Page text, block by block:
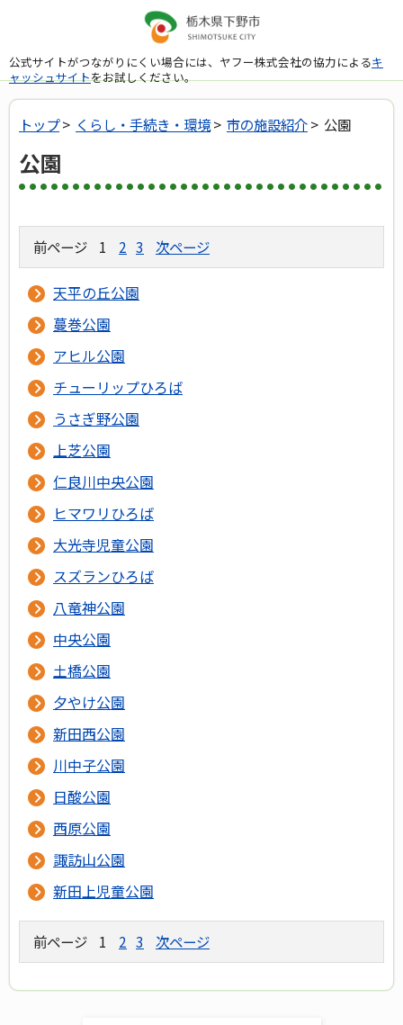
公式サイトがつながりにくい場合には、ヤフー株式会社の協力によるキ
ャッシュサイトをお試しください。
トップ> くらし・手続き・環境> 市の施設紹介> 公園
公園
前ページ 1 2 3 次ページ
天平の丘公園
蔓巻公園
アヒル公園
チューリップひろば
うさぎ野公園
上芝公園
仁良川中央公園
ヒマワリひろば
大光寺児童公園
スズランひろば
八竜神公園
中央公園
土橋公園
夕やけ公園
新田西公園
川中子公園
日酸公園
西原公園
諏訪山公園
新田上児童公園
前ページ 1 2 3 次ページ